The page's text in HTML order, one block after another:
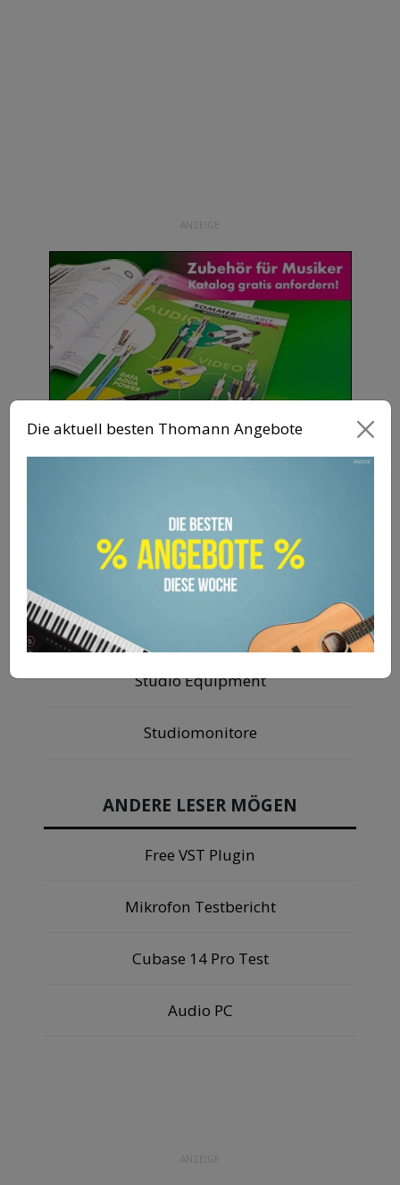
ANZEIGE
Audio PC
Audio Recorder
Homestudio einrichten
Studio Equipment
Studiomonitore
ANDERE LESER MÖGEN
Free VST Plugin
Mikrofon Testbericht
Cubase 14 Pro Test
Audio PC
ANZEIGE
Die aktuell besten Thomann Angebote